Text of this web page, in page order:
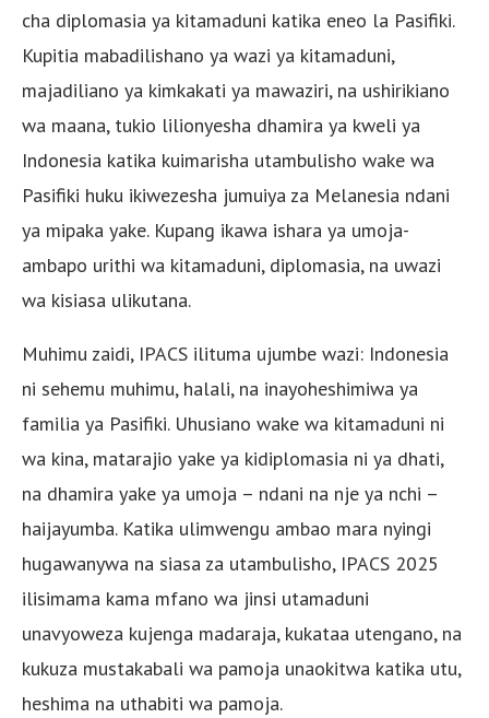
cha diplomasia ya kitamaduni katika eneo la Pasifiki.
Kupitia mabadilishano ya wazi ya kitamaduni,
majadiliano ya kimkakati ya mawaziri, na ushirikiano
wa maana, tukio lilionyesha dhamira ya kweli ya
Indonesia katika kuimarisha utambulisho wake wa
Pasifiki huku ikiwezesha jumuiya za Melanesia ndani
ya mipaka yake. Kupang ikawa ishara ya umoja-
ambapo urithi wa kitamaduni, diplomasia, na uwazi
wa kisiasa ulikutana.
Muhimu zaidi, IPACS ilituma ujumbe wazi: Indonesia
ni sehemu muhimu, halali, na inayoheshimiwa ya
familia ya Pasifiki. Uhusiano wake wa kitamaduni ni
wa kina, matarajio yake ya kidiplomasia ni ya dhati,
na dhamira yake ya umoja – ndani na nje ya nchi –
haijayumba. Katika ulimwengu ambao mara nyingi
hugawanywa na siasa za utambulisho, IPACS 2025
ilisimama kama mfano wa jinsi utamaduni
unavyoweza kujenga madaraja, kukataa utengano, na
kukuza mustakabali wa pamoja unaokitwa katika utu,
heshima na uthabiti wa pamoja.